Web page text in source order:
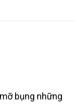
bụng những